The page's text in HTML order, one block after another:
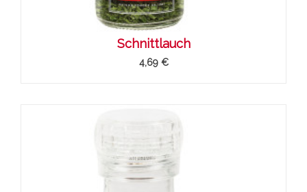
Schnittlauch
4,69 €